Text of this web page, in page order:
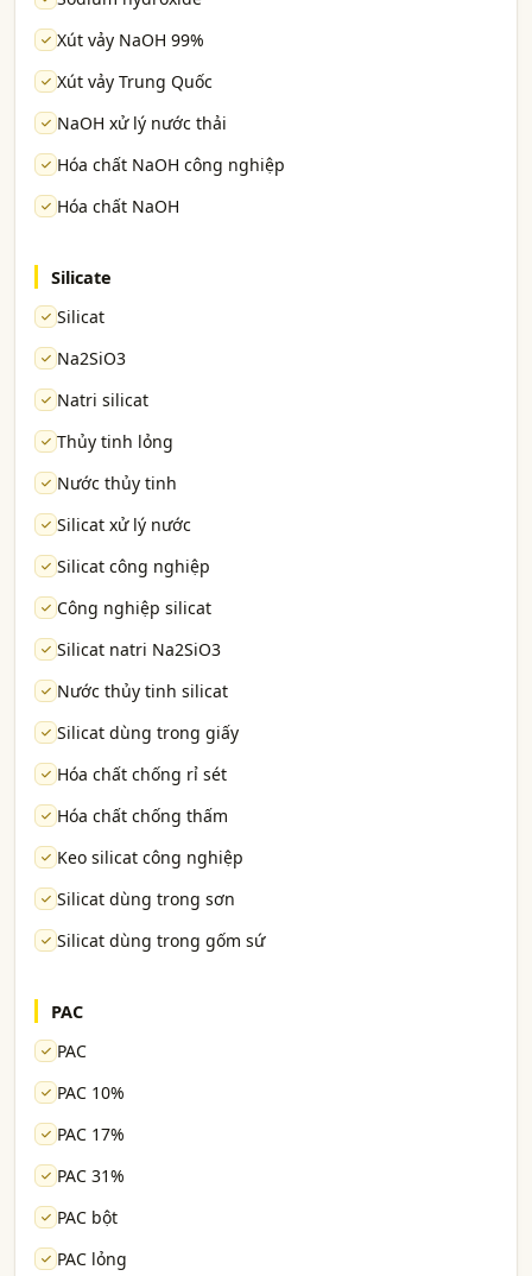
Xút vảy NaOH 99%
Xút vảy Trung Quốc
NaOH xử lý nước thải
Hóa chất NaOH công nghiệp
Hóa chất NaOH
Silicate
Silicat
Na2SiO3
Natri silicat
Thủy tinh lỏng
Nước thủy tinh
Silicat xử lý nước
Silicat công nghiệp
Công nghiệp silicat
Silicat natri Na2SiO3
Nước thủy tinh silicat
Silicat dùng trong giấy
Hóa chất chống rỉ sét
Hóa chất chống thấm
Keo silicat công nghiệp
Silicat dùng trong sơn
Silicat dùng trong gốm sứ
PAC
PAC
PAC 10%
PAC 17%
PAC 31%
PAC bột
PAC lỏng